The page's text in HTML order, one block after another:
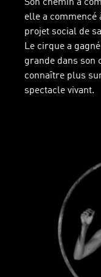
Son chemin a
elle a commencé
projet social de
Le cirque a
grande dans son
connaître plus
spectacle vivant.